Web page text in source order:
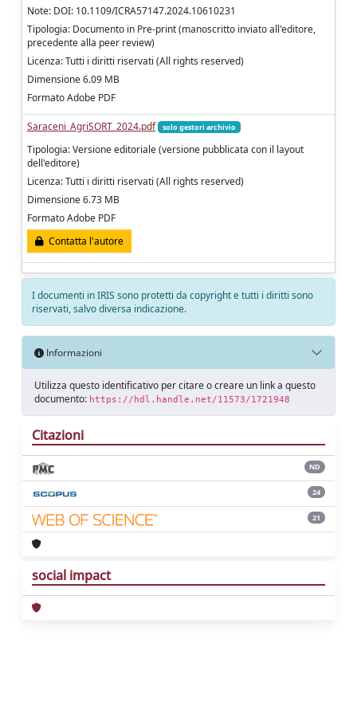
Note: DOI: 10.1109/ICRA57147.2024.10610231
Tipologia: Documento in Pre-print (manoscritto inviato all'editore,
precedente alla peer review)
Licenza: Tutti i diritti riservati (All rights reserved)
Dimensione 6.09 MB
Formato Adobe PDF
Saraceni_AgriSORT_2024.pdf solo gestori archivio
Tipologia: Versione editoriale (versione pubblicata con il layout
dell'editore)
Licenza: Tutti i diritti riservati (All rights reserved)
Dimensione 6.73 MB
Formato Adobe PDF
Contatta l'autore
I documenti in IRIS sono protetti da copyright e tutti i diritti sono
riservati, salvo diversa indicazione.
Informazioni
Utilizza questo identificativo per citare o creare un link a questo
documento: https://hdl.handle.net/11573/1721948
Citazioni
ND
24
21
social impact